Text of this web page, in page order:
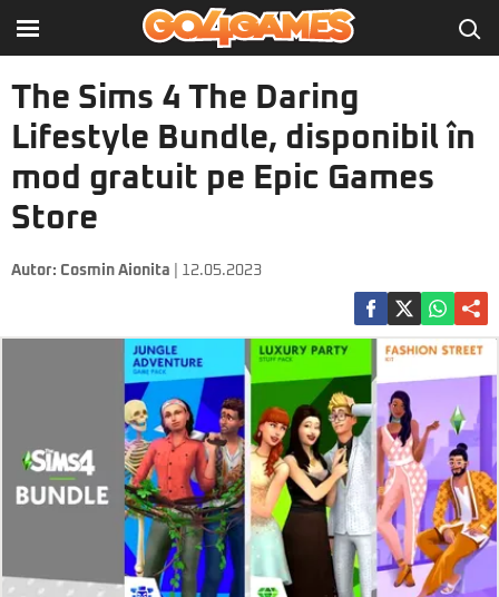
The Sims 4 The Daring
Lifestyle Bundle, disponibil în
mod gratuit pe Epic Games
Store
Autor: Cosmin Aionita | 12.05.2023